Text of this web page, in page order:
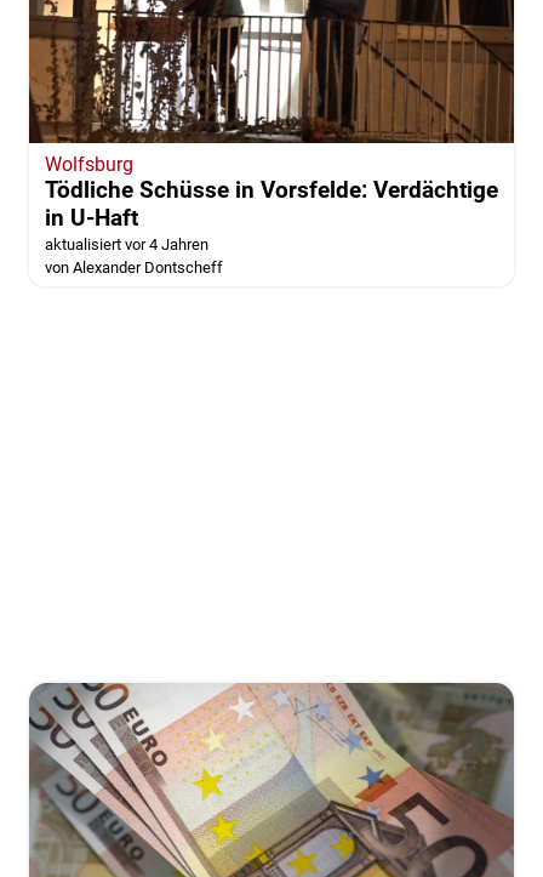
Wolfsburg
Tödliche Schüsse in Vorsfelde: Verdächtige
in U-Haft
aktualisiert vor 4 Jahren
von Alexander Dontscheff